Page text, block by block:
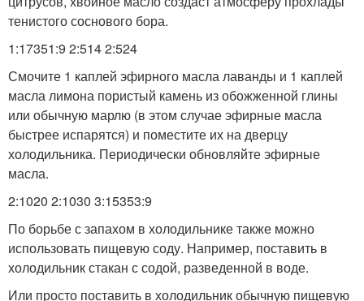
тенистого соснового бора.
1:17351:9 2:514 2:524
Смочите 1 каплей эфирного масла лаванды и 1 каплей
масла лимона пористый камень из обожженной глины
или обычную марлю (в этом случае эфирные масла
быстрее испарятся) и поместите их на дверцу
холодильника. Периодически обновляйте эфирные
масла.
2:1020 2:1030 3:15353:9
По борьбе с запахом в холодильнике также можно
использовать пищевую соду. Например, поставить в
холодильник стакан с содой, разведенной в воде.
Или просто поставить в холодильник обычную пищевую